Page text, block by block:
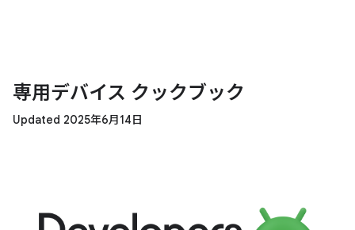
専用デバイス クックブック
Updated 2025年6月14日